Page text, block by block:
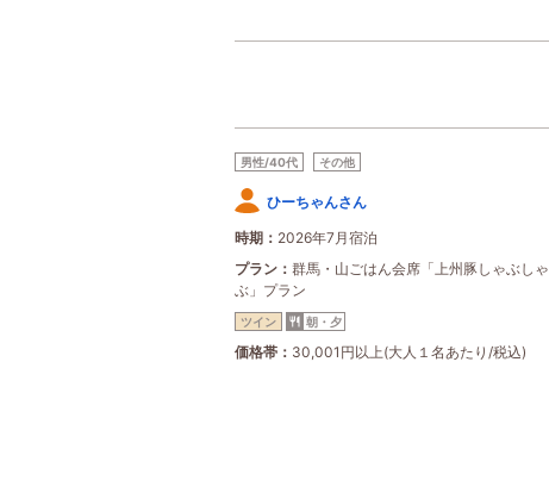
男性/40代 その他
ひーちゃんさん
時期
2026年7月宿泊
プラン
群馬・山ごはん会席「上州豚しゃぶしゃ
ぶ」プラン
ツイン 朝・夕
価格帯 30,001円以上(大人１名あたり/税込)